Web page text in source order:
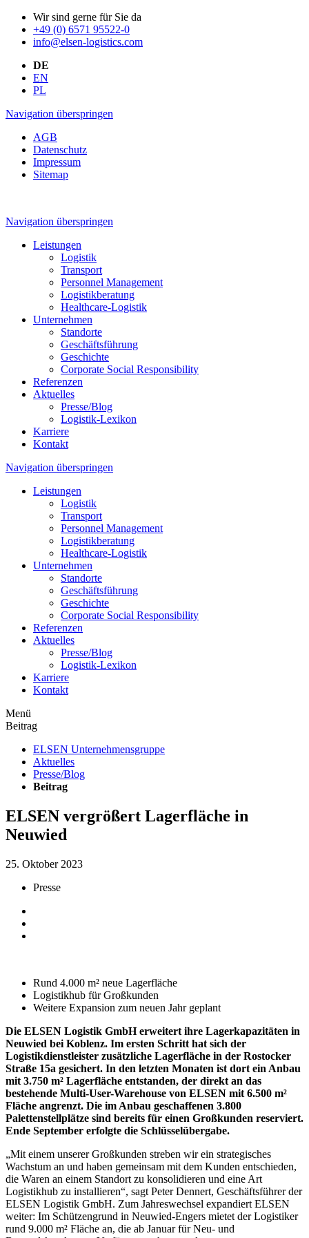
Wir sind gerne für Sie da
+49 (0) 6571 95522-0
info@elsen-logistics.com
DE
EN
PL
Navigation überspringen
AGB
Datenschutz
Impressum
Sitemap
Navigation überspringen
Leistungen
Logistik
Transport
Personnel Management
Logistikberatung
Healthcare-Logistik
Unternehmen
Standorte
Geschäftsführung
Geschichte
Corporate Social Responsibility
Referenzen
Aktuelles
Presse/Blog
Logistik-Lexikon
Karriere
Kontakt
Navigation überspringen
Leistungen
Logistik
Transport
Personnel Management
Logistikberatung
Healthcare-Logistik
Unternehmen
Standorte
Geschäftsführung
Geschichte
Corporate Social Responsibility
Referenzen
Aktuelles
Presse/Blog
Logistik-Lexikon
Karriere
Kontakt
Menü
Beitrag
ELSEN Unternehmensgruppe
Aktuelles
Presse/Blog
Beitrag
ELSEN vergrößert Lagerfläche in
Neuwied
25. Oktober 2023
Presse
Rund 4.000 m² neue Lagerfläche
Logistikhub für Großkunden
Weitere Expansion zum neuen Jahr geplant
Die ELSEN Logistik GmbH erweitert ihre Lagerkapazitäten in
Neuwied bei Koblenz. Im ersten Schritt hat sich der
Logistikdienstleister zusätzliche Lagerfläche in der Rostocker
Straße 15a gesichert. In den letzten Monaten ist dort ein Anbau
mit 3.750 m² Lagerfläche entstanden, der direkt an das
bestehende Multi-User-Warehouse von ELSEN mit 6.500 m²
Fläche angrenzt. Die im Anbau geschaffenen 3.800
Palettenstellplätze sind bereits für einen Großkunden reserviert.
Ende September erfolgte die Schlüsselübergabe.
„Mit einem unserer Großkunden streben wir ein strategisches
Wachstum an und haben gemeinsam mit dem Kunden entschieden,
die Waren an einem Standort zu konsolidieren und eine Art
Logistikhub zu installieren“, sagt Peter Dennert, Geschäftsführer der
ELSEN Logistik GmbH. Zum Jahreswechsel expandiert ELSEN
weiter: Im Schützengrund in Neuwied-Engers mietet der Logistiker
rund 9.000 m² Fläche an, die ab Januar für Neu- und